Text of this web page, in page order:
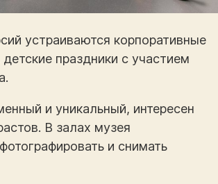
устраиваются корпоративные
праздники с участием
и уникальный, интересен
В залах музея
и снимать